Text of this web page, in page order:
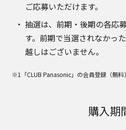
ご応募いただけます。
抽選は、前期・後期の各応
す。前期で当選されなかっ
越しはございません。
※1「CLUB Panasonic」の会員登録（無料
購入期